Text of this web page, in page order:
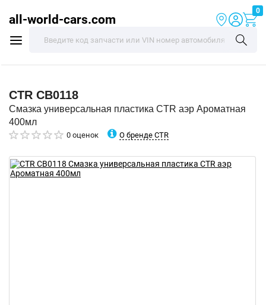
all-world-cars.com
0
CTR CB0118
Смазка универсальная пластика CTR аэр Ароматная
400мл
0 оценок О бренде CTR